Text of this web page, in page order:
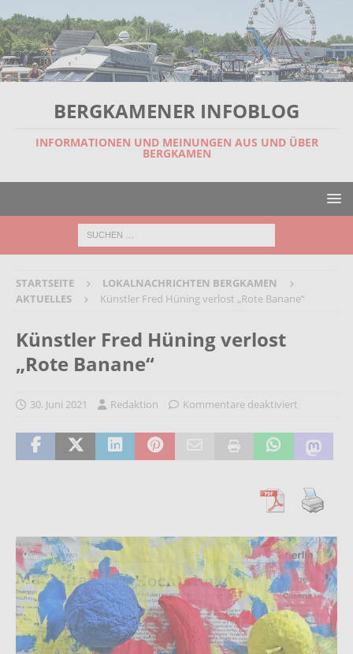
BERGKAMENER INFOBLOG
INFORMATIONEN UND MEINUNGEN AUS UND ÜBER
BERGKAMEN
STARTSEITE
LOKALNACHRICHTEN BERGKAMEN
AKTUELLES
Künstler Fred Hüning verlost „Rote Banane“
Künstler Fred Hüning verlost
„Rote Banane“
30. Juni 2021 Redaktion Kommentare deaktiviert